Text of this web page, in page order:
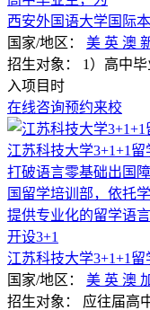
西安外国语大学国际
国家/地区： 美 英 澳
招生对象： 1）高中
入项目时
在线咨询预约来校
江苏科技大学3+1+1
打破语言零基础出国
国留学培训部，依托
提供专业化的留学语
开设3+1
江苏科技大学3+1+1留
国家/地区： 美 英 澳
招生对象： 应往届高